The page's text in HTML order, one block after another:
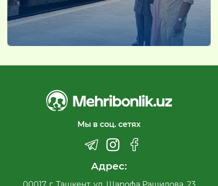
Мы в соц. сетях
Адрес:
00017, г. Ташкент, ул. Шарофа Рашидова, 23